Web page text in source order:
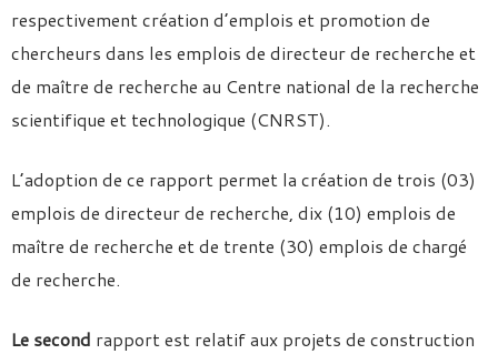
respectivement création d’emplois et promotion de
chercheurs dans les emplois de directeur de recherche et
de maître de recherche au Centre national de la recherche
scientifique et technologique (CNRST).
L’adoption de ce rapport permet la création de trois (03)
emplois de directeur de recherche, dix (10) emplois de
maître de recherche et de trente (30) emplois de chargé
de recherche.
Le second rapport est relatif aux projets de construction